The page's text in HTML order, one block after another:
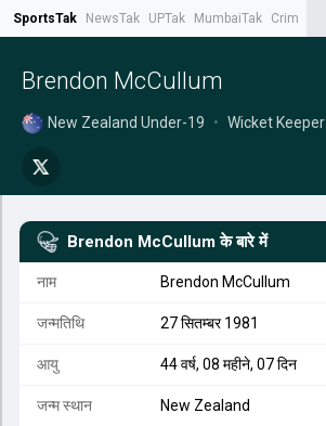
SportsTak NewsTak UPTak MumbaiTak CrimeTak
Brendon McCullum
New Zealand Under-19 • Wicket Keeper
Brendon McCullum के बारे में
नाम Brendon McCullum
जन्मतिथि 27 सितम्बर 1981
आयु 44 वर्ष, 08 महीने, 07 दिन
जन्म स्थान New Zealand